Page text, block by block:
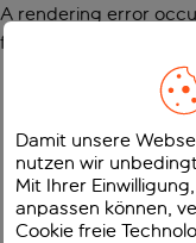
A rendering error
function
Damit unsere
nutzen wir
Mit Ihrer
anpassen können,
Cookie freie